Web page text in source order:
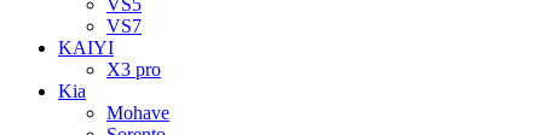
VS7
KAIYI
X3 pro
Kia
Mohave